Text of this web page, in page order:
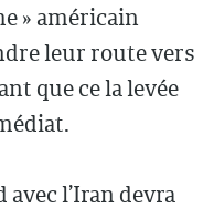
» américain
leur route vers
que ce la levée
l’Iran devra